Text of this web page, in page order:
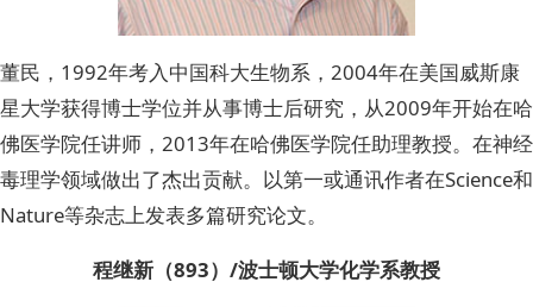
董民，1992年考入中国科大生物系，2004年在美国威斯康
星大学获得博士学位并从事博士后研究，从2009年开始在哈
佛医学院任讲师，2013年在哈佛医学院任助理教授。在神经
毒理学领域做出了杰出贡献。以第一或通讯作者在Science和
Nature等杂志上发表多篇研究论文。
程继新（893）/波士顿大学化学系教授